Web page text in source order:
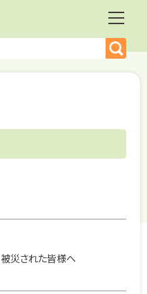
災された皆様へ